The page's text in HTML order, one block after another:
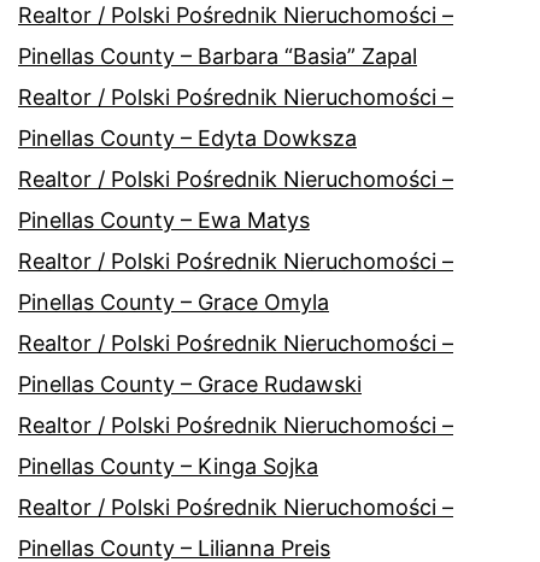
Realtor / Polski Pośrednik Nieruchomości –
Pinellas County – Barbara “Basia” Zapal
Realtor / Polski Pośrednik Nieruchomości –
Pinellas County – Edyta Dowksza
Realtor / Polski Pośrednik Nieruchomości –
Pinellas County – Ewa Matys
Realtor / Polski Pośrednik Nieruchomości –
Pinellas County – Grace Omyla
Realtor / Polski Pośrednik Nieruchomości –
Pinellas County – Grace Rudawski
Realtor / Polski Pośrednik Nieruchomości –
Pinellas County – Kinga Sojka
Realtor / Polski Pośrednik Nieruchomości –
Pinellas County – Lilianna Preis